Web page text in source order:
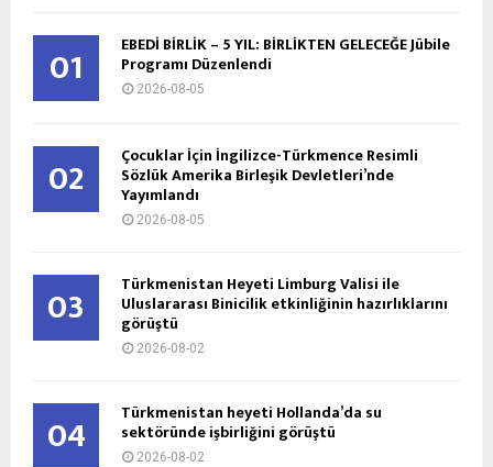
01 EBEDİ BİRLİK – 5 YIL: BİRLİKTEN GELECEĞE Jübile
Programı Düzenlendi
2026-08-05
02 Çocuklar İçin İngilizce-Türkmence Resimli
Sözlük Amerika Birleşik Devletleri’nde
Yayımlandı
2026-08-05
03 Türkmenistan Heyeti Limburg Valisi ile
Uluslararası Binicilik etkinliğinin hazırlıklarını
görüştü
2026-08-02
04 Türkmenistan heyeti Hollanda’da su
sektöründe işbirliğini görüştü
2026-08-02